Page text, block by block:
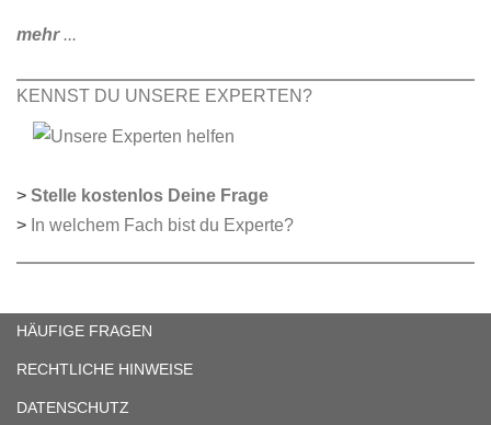
mehr...
KENNST DU UNSERE EXPERTEN?
> Stelle kostenlos Deine Frage
> In welchem Fach bist du Experte?
HÄUFIGE FRAGEN
RECHTLICHE HINWEISE
DATENSCHUTZ